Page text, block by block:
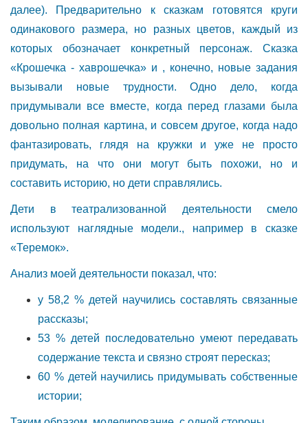
далее). Предварительно к сказкам готовятся круги
одинакового размера, но разных цветов, каждый из
которых обозначает конкретный персонаж. Сказка
«Крошечка - хаврошечка» и , конечно, новые задания
вызывали новые трудности. Одно дело, когда
придумывали все вместе, когда перед глазами была
довольно полная картина, и совсем другое, когда надо
фантазировать, глядя на кружки и уже не просто
придумать, на что они могут быть похожи, но и
составить историю, но дети справлялись.
Дети в театрализованной деятельности смело
используют наглядные модели., например в сказке
«Теремок».
Анализ моей деятельности показал, что:
у 58,2 % детей научились составлять связанные
рассказы;
53 % детей последовательно умеют передавать
содержание текста и связно строят пересказ;
60 % детей научились придумывать собственные
истории;